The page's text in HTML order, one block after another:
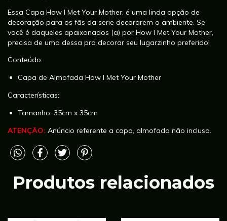
Essa Capa How I Met Your Mother, é uma linda opção de
decoração para os fãs da serie decorarem o ambiente. Se
você é daqueles apaixonados (a) por How I Met Your Mother,
precisa de uma dessa pra decorar seu lugarzinho preferido!
Conteúdo:
Capa de Almofada How I Met Your Mother
Características:
Tamanho: 35cm x 35cm
ATENÇÃO: Anúncio referente a capa, almofada não inclusa.
Produtos relacionados